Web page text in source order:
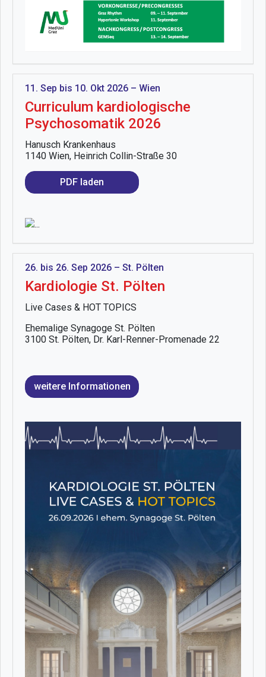
11. Sep bis 10. Okt 2026 – Wien
Curriculum kardiologische
Psychosomatik 2026
Hanusch Krankenhaus
1140 Wien, Heinrich Collin-Straße 30
PDF laden
26. bis 26. Sep 2026 – St. Pölten
Kardiologie St. Pölten
Live Cases & HOT TOPICS
Ehemalige Synagoge St. Pölten
3100 St. Pölten, Dr. Karl-Renner-Promenade 22
weitere Informationen